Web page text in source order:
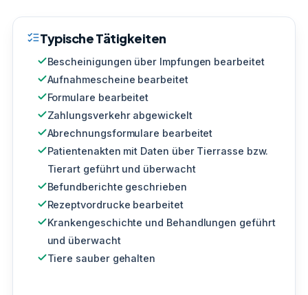
Typische Tätigkeiten
Bescheinigungen über Impfungen bearbeitet
Aufnahmescheine bearbeitet
Formulare bearbeitet
Zahlungsverkehr abgewickelt
Abrechnungsformulare bearbeitet
Patientenakten mit Daten über Tierrasse bzw.
Tierart geführt und überwacht
Befundberichte geschrieben
Rezeptvordrucke bearbeitet
Krankengeschichte und Behandlungen geführt
und überwacht
Tiere sauber gehalten